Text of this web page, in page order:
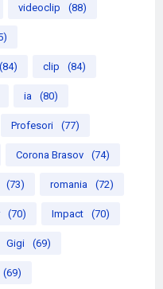
videoclip (88)
(84) clip (84)
ia (80)
Profesori (77)
Corona Brasov (74)
(73) romania (72)
(70) Impact (70)
Gigi (69)
(69)